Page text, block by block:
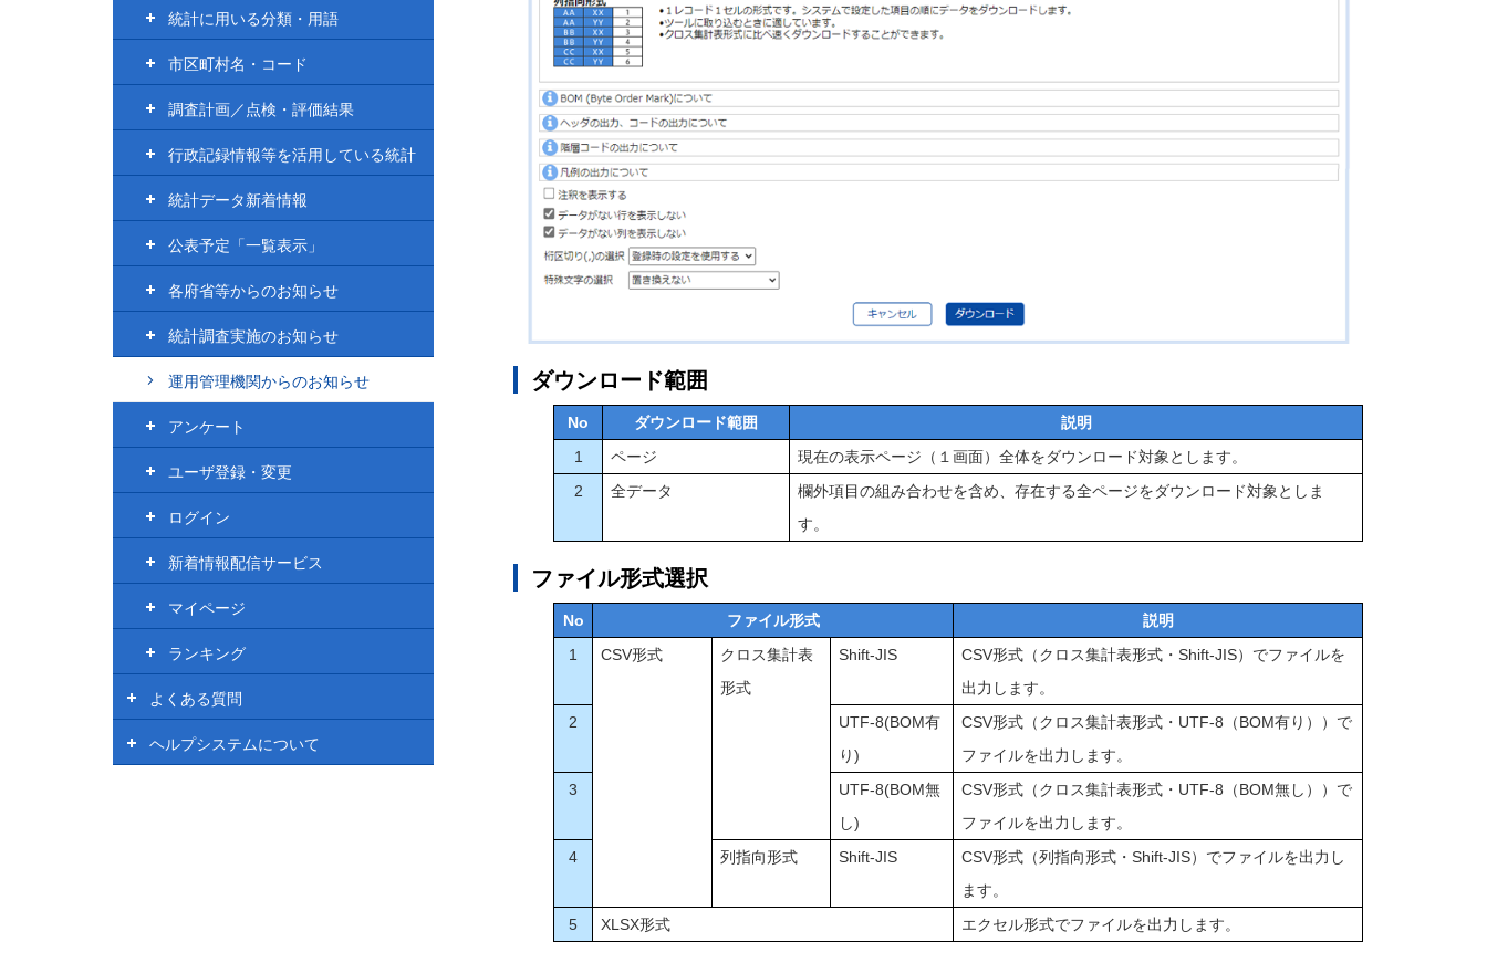
ダウンロード範囲
No ダウンロード範囲
説明
1
ページ
現在の表示ページ（１画面）全体をダウンロード対象とします。
2
全データ
欄外項目の組み合わせを含め、存在する全ページをダウンロード対象としま
す。
ファイル形式選択
No ファイル形式
説明
1
CSV形式
クロス集計表
形式
Shift-JIS CSV形式（クロス集計表形式・Shift-JIS）でファイルを
出力します。
2
UTF-8(BOM有
り)
CSV形式（クロス集計表形式・UTF-8（BOM有り）
）で
ファイルを出力します。
3
UTF-8(BOM無
し)
CSV形式（クロス集計表形式・UTF-8（BOM無し）
）で
ファイルを出力します。
4
列指向形式 Shift-JIS CSV形式（列指向形式・Shift-JIS） でファイルを出力し
ます。
5
XLSX形式 エクセル形式でファイルを出力します。
統計に用いる分類・用語
市区町村名・コード
調査計画／点検・評価結果
行政記録情報等を活用している統計
統計データ新着情報
公表予定「一覧表示」
各府省等からのお知らせ
統計調査実施のお知らせ
運用管理機関からのお知らせ
アンケート
ユーザ登録・変更
ログイン
新着情報配信サービス
マイページ
ランキング
よくある質問
ヘルプシステムについて